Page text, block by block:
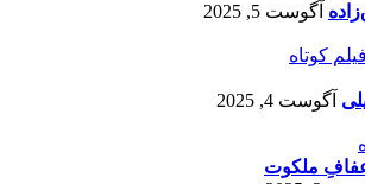
آگوست 5, 2025
کوتاه
آگوست 4, 2025
ملکوت